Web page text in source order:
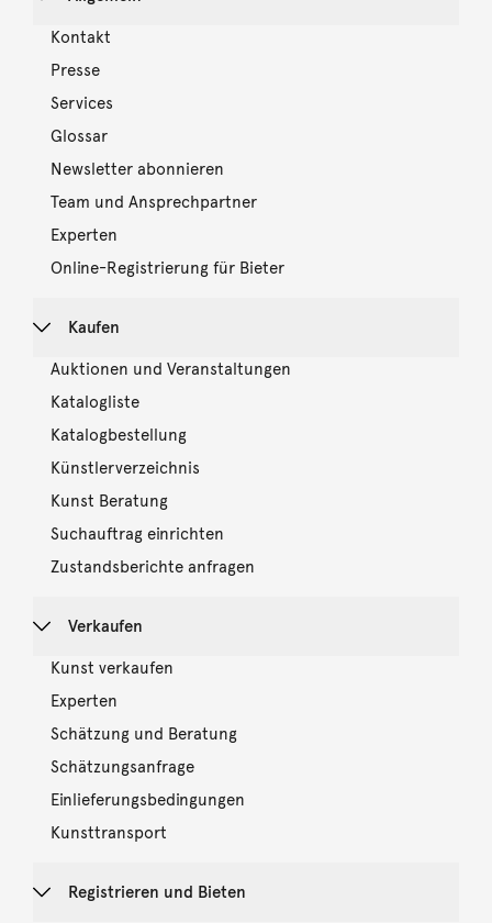
Kontakt
Presse
Services
Glossar
Newsletter abonnieren
Team und Ansprechpartner
Experten
Online-Registrierung für Bieter
Kaufen
Auktionen und Veranstaltungen
Katalogliste
Katalogbestellung
Künstlerverzeichnis
Kunst Beratung
Suchauftrag einrichten
Zustandsberichte anfragen
Verkaufen
Kunst verkaufen
Experten
Schätzung und Beratung
Schätzungsanfrage
Einlieferungsbedingungen
Kunsttransport
Registrieren und Bieten